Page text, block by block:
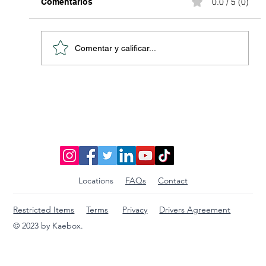
Comentarios
Comentar y calificar...
Locations FAQs Contact
© 2023 by Kaebox.
Restricted Items Terms Privacy Drivers Agreement